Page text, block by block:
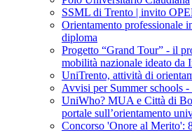
SSML di Trento | invito
Orientamento professionale
diploma
Progetto “Grand Tour” - il
mobilità nazionale ideato da
UniTrento, attività di
Avvisi per Summer schools
UniWho? MUA e Città di
portale sull’orientamento
Concorso 'Onore al Merito':